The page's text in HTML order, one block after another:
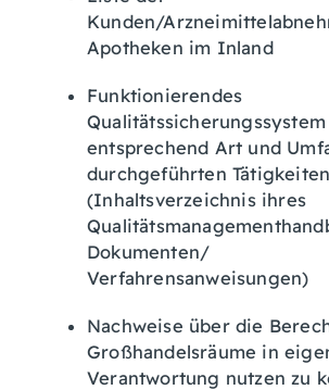
Kunden/
Apotheken im Inland
Funktionierendes
Qualitätssicherungssystem
entsprechend Art und
durchgeführten Tätigkeiten
(Inhaltsverzeichnis ihres
Dokumenten/
Verfahrensanweisungen)
Nachweise über die
Großhandelsräume in
Verantwortung nutzen zu